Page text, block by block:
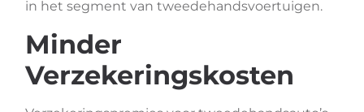
in het segment van tweedehandsvoertuigen.
Minder
Verzekeringskosten